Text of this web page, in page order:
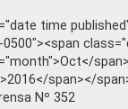
time
0500"><span
span></
Nº 352